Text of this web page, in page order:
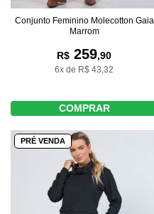
Conjunto Feminino Molecotton Gaia
Marrom
R$ 259,90
6x de R$ 43,32
COMPRAR
PRÉ VENDA